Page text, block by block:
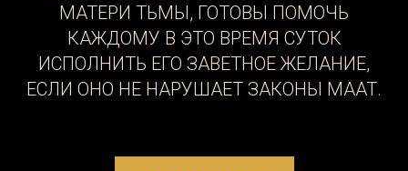
МАТЕРИ ТЬМЫ, ГОТОВЫ ПОМОЧЬ
КАЖДОМУ В ЭТО ВРЕМЯ СУТОК
ИСПОЛНИТЬ ЕГО ЗАВЕТНОЕ ЖЕЛАНИЕ,
ЕСЛИ ОНО НЕ НАРУШАЕТ ЗАКОНЫ МААТ.